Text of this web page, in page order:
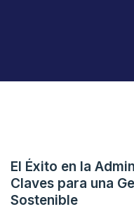
El Éxito en la
Claves para una
Sostenible